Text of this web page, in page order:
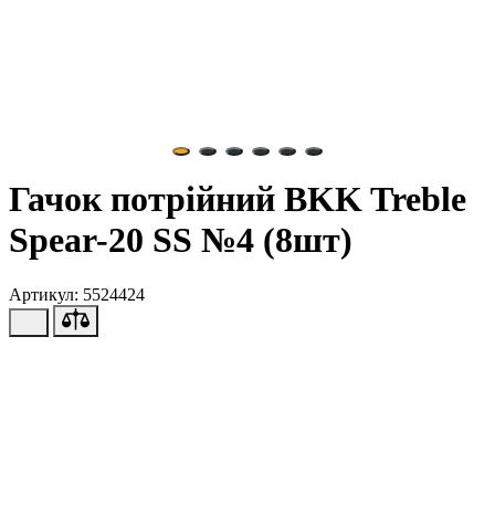
Гачок потрійний BKK Treble
Spear-20 SS №4 (8шт)
Артикул: 5524424